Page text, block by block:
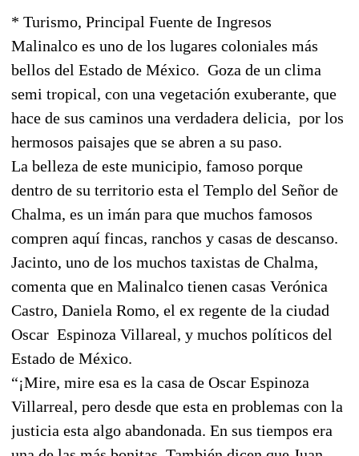
* Turismo, Principal Fuente de Ingresos
Malinalco es uno de los lugares coloniales más
bellos del Estado de México. Goza de un clima
semi tropical, con una vegetación exuberante, que
hace de sus caminos una verdadera delicia, por los
hermosos paisajes que se abren a su paso.
La belleza de este municipio, famoso porque
dentro de su territorio esta el Templo del Señor de
Chalma, es un imán para que muchos famosos
compren aquí fincas, ranchos y casas de descanso.
Jacinto, uno de los muchos taxistas de Chalma,
comenta que en Malinalco tienen casas Verónica
Castro, Daniela Romo, el ex regente de la ciudad
Oscar Espinoza Villareal, y muchos políticos del
Estado de México.
“¡Mire, mire esa es la casa de Oscar Espinoza
Villarreal, pero desde que esta en problemas con la
justicia esta algo abandonada. En sus tiempos era